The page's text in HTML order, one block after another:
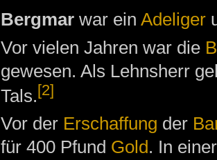
Bergmarwar ein Adeliger
Vor vielen Jahren war die
gewesen. Als Lehnsherr
Tals.[2]
Vor der Erschaffung der
für 400 Pfund Gold. In